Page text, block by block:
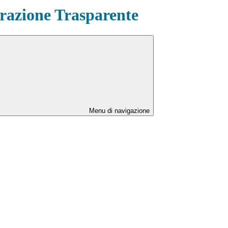
Trasparente
Menu di navigazione